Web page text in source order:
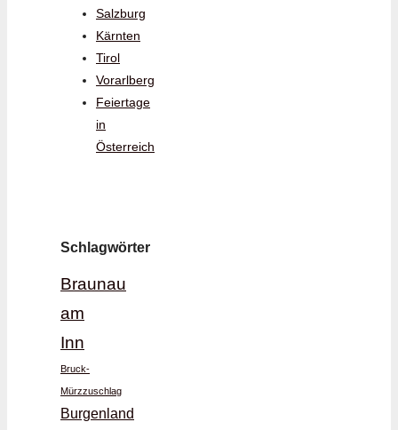
Salzburg
Kärnten
Tirol
Vorarlberg
Feiertage
in
Österreich
Schlagwörter
Braunau
am
Inn
Bruck-
Mürzzuschlag
Burgenland